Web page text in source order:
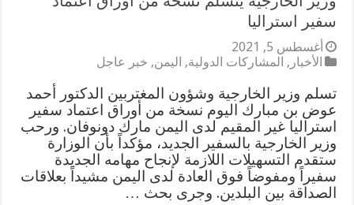
سفير استراليا
أغسطس 5, 2021
الأخبار , المشاركات الدولية, اليمن, خبر عاجل
تسلم وزير الخارجية وشؤون المغتربين الدكتور أحمد
عوض بن مبارك اليوم نسخة من أوراق اعتماد سفير
استراليا غير المقيم لدى اليمن مارك دونوفان. ورحب
وزير الخارجية بالسفير الجديد، مؤكداً بأن الوزارة
ستقدم التسهيلات اللازمة لإنجاح مهامه الجديدة
سفيراً ومفوضاً فوق العادة لدى اليمن مشيداً بعلاقات
الصداقة بين البلدين. وجرى بحث …